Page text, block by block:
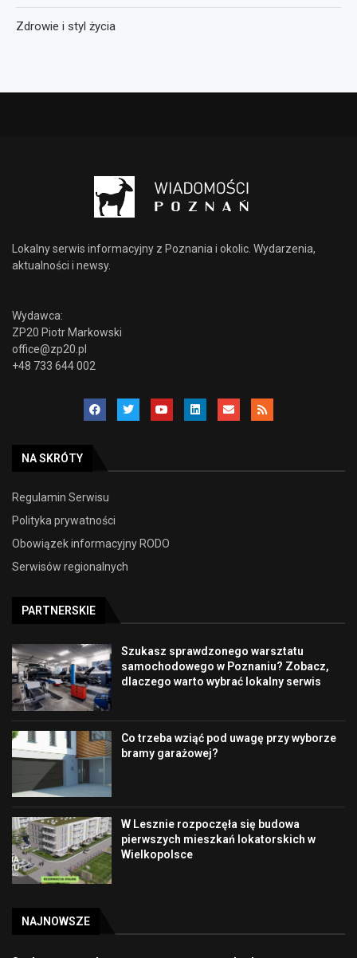
Zdrowie i styl życia
Lokalny serwis informacyjny z Poznania i okolic. Wydarzenia,
aktualności i newsy.
Wydawca:
ZP20 Piotr Markowski
office@zp20.pl
+48 733 644 002
NA SKRÓTY
Regulamin Serwisu
Polityka prywatności
Obowiązek informacyjny RODO
Serwisów regionalnych
PARTNERSKIE
Szukasz sprawdzonego warsztatu
samochodowego w Poznaniu? Zobacz,
dlaczego warto wybrać lokalny serwis
Co trzeba wziąć pod uwagę przy wyborze
bramy garażowej?
W Lesznie rozpoczęła się budowa
pierwszych mieszkań lokatorskich w
Wielkopolsce
NAJNOWSZE